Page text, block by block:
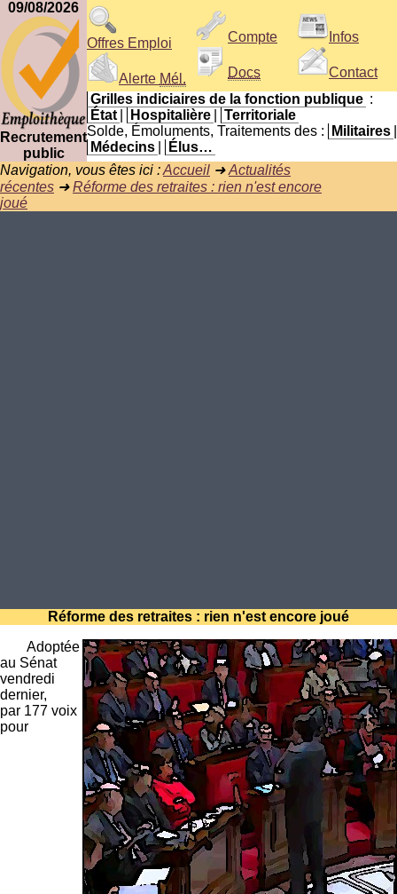
09/08/2026
Recrutement
public
Offres Emploi
Alerte Mél.
Compte
Docs
Infos
Contact
Grilles indiciaires de la fonction publique :
État
Hospitalière
Territoriale
Solde, Émoluments, Traitements des :
Militaires
Médecins
Élus…
Navigation, vous êtes ici :Accueil ➜Actualités
récentes ➜Réforme des retraites : rien n'est encore
joué
Réforme des retraites : rien n'est encore joué
Adoptée
au Sénat
vendredi
dernier,
par 177 voix
pour